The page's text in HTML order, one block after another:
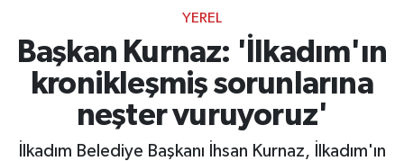
YEREL
Başkan Kurnaz: 'İlkadım'ın
kronikleşmiş sorunlarına
neşter vuruyoruz'
İlkadım Belediye Başkanı İhsan Kurnaz, İlkadım'ın
Borsa Haberleri
İş Dünyası
Lojistik
Süper Lig Puan Durumu ve Fikstür
Tüm Manşetler
Son Dakika Haberleri